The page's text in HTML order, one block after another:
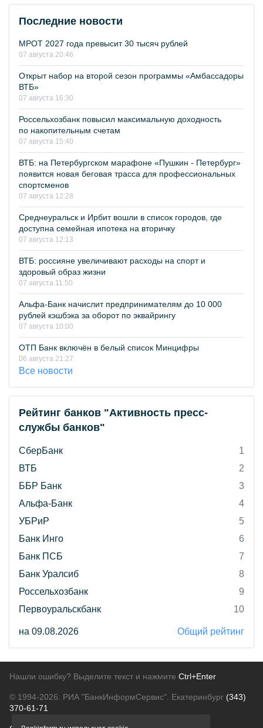
Последние новости
МРОТ 2027 года превысит 30 тысяч рублей
07 августа 20:46
Открыт набор на второй сезон программы «Амбассадоры
ВТБ»
07 августа 16:30
Россельхозбанк повысил максимальную доходность
по накопительным счетам
07 августа 15:40
ВТБ: на Петербургском марафоне «Пушкин - Петербург»
появится новая беговая трасса для профессиональных
спортсменов
07 августа 12:28
Среднеуральск и Ирбит вошли в список городов, где
доступна семейная ипотека на вторичку
07 августа 12:13
ВТБ: россияне увеличивают расходы на спорт и
здоровый образ жизни
07 августа 11:50
Альфа-Банк начислит предпринимателям до 10 000
рублей кэшбэка за оборот по эквайрингу
07 августа 10:00
ОТП Банк включён в белый список Минцифры
06 августа 21:27
Все новости
Рейтинг банков "Активность пресс-
службы банков"
СберБанк
1
ВТБ
2
ББР Банк
3
Альфа-Банк
4
УБРиР
5
Банк Инго
6
Банк ПСБ
7
Банк Уралсиб
8
Россельхозбанк
9
Первоуральскбанк
10
на 09.08.2026 Общий рейтинг
Нашли ошибку? Выделите текст и нажмите Ctrl+Enter
© 1994-2026. РИА "БанкИнформСервис". Екатеринбург (343)
370-61-71